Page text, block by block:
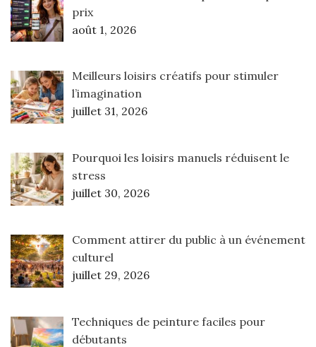
prix
août 1, 2026
Meilleurs loisirs créatifs pour stimuler
l’imagination
juillet 31, 2026
Pourquoi les loisirs manuels réduisent le
stress
juillet 30, 2026
Comment attirer du public à un événement
culturel
juillet 29, 2026
Techniques de peinture faciles pour
débutants